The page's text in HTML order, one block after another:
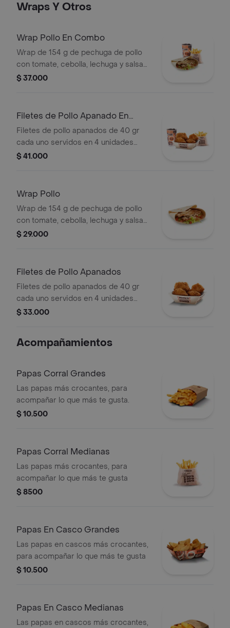
Wraps Y Otros
Wrap Pollo En Combo
Wrap de 154 g de pechuga de pollo
con tomate, cebolla, lechuga y salsa
blanca + papas medianas (corral o en
$ 37.000
Filetes de Pollo Apanado En
Combo
Filetes de pollo apanados de 40 gr
cada uno servidos en 4 unidades
acompañados de miel mostaza +
$ 41.000
Wrap Pollo
Wrap de 154 g de pechuga de pollo
con tomate, cebolla, lechuga y salsa
blanca
$ 29.000
Filetes de Pollo Apanados
Filetes de pollo apanados de 40 gr
cada uno servidos en 4 unidades
acompañados de miel mostaza
$ 33.000
Acompañamientos
Papas Corral Grandes
Las papas más crocantes, para
acompañar lo que más te gusta.
$ 10.500
Papas Corral Medianas
Las papas más crocantes, para
acompañar lo que más te gusta
$ 8500
Papas En Casco Grandes
Las papas en cascos más crocantes,
para acompañar lo que más te gusta
$ 10.500
Papas En Casco Medianas
Las papas en cascos más crocantes,